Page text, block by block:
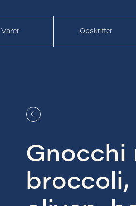
Varer Opskrifter
Gnocchi
broccoli,